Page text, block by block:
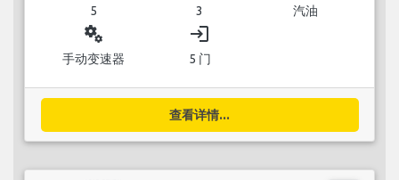
5 3 汽油
miscellaneous_services
手动变速器
login
5 门
查看详情...